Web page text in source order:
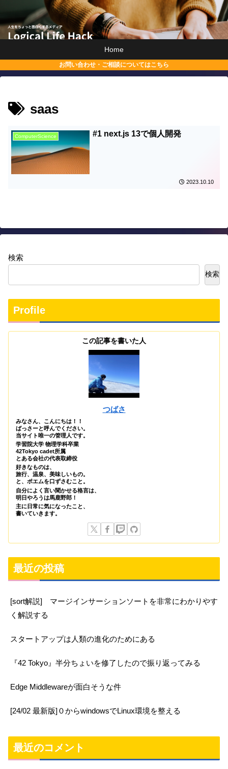
Home
お問い合わせ・ご相談についてはこちら
saas
ComputerScience #1 next.js 13で個人開発
2023.10.10
検索
検索
Profile
この記事を書いた人
つばさ
みなさん、こんにちは！！
ばっさーと呼んでください。
当サイト唯一の管理人です。
学習院大学 物理学科卒業
42Tokyo cadet所属
とある会社の代表取締役
好きなものは、
旅行、温泉、美味しいもの。
と、ポエムを口ずさむこと。
自分によく言い聞かせる格言は、
明日やろうは馬鹿野郎！
主に日常に気になったこと、
書いていきます。
最近の投稿
[sort解説] マージインサーションソートを非常にわかりやす
く解説する
スタートアップは人類の進化のためにある
『42 Tokyo』半分ちょいを修了したので振り返ってみる
Edge Middlewareが面白そうな件
[24/02 最新版]０からwindowsでLinux環境を整える
最近のコメント